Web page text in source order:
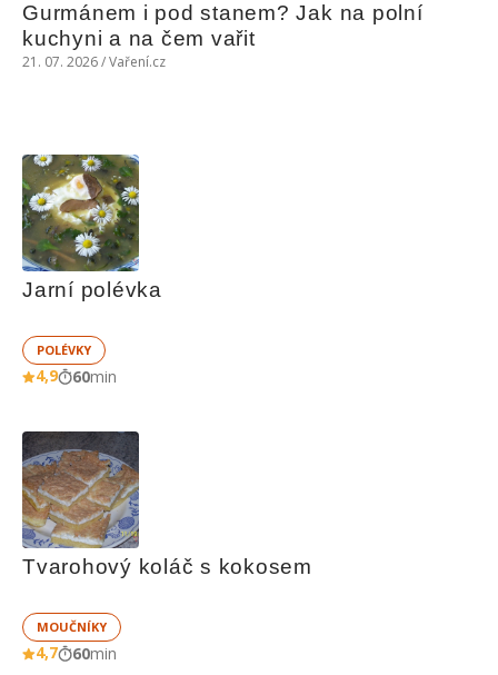
Gurmánem i pod stanem? Jak na polní
kuchyni a na čem vařit
21. 07. 2026 / Vaření.cz
Jarní polévka
POLÉVKY
4,9 60min
Tvarohový koláč s kokosem
MOUČNÍKY
4,7 60min